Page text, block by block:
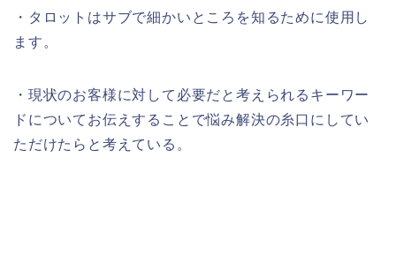
・タロットはサブで細かいところを知るために使用し
ます。
・現状のお客様に対して必要だと考えられるキーワー
ドについてお伝えすることで悩み解決の糸口にしてい
ただけたらと考えている。